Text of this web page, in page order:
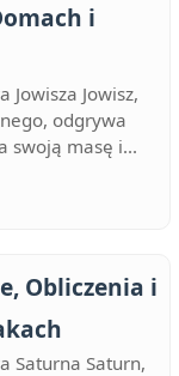
i
Jowisza Jowisz,
odgrywa
swoją masę i...
Obliczenia i
Saturna Saturn,